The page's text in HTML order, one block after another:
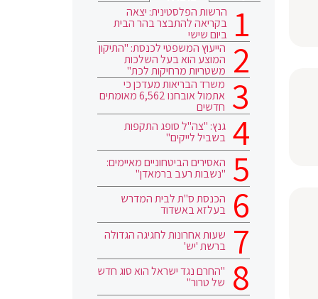
הרשות הפלסטינית: יצאה
בקריאה להתבצר בהר הבית
ביום שישי
הייעוץ המשפטי לכנסת: "התיקון
המוצע הוא בעל השלכות
משטריות מרחיקות לכת"
משרד הבריאות מעדכן כי
אתמול אובחנו 6,562 מאומתים
חדשים
גנץ: "צה"ל סופג התקפות
בשביל לייקים"
האסירים הביטחוניים מאיימים:
"נשבות רעב ברמאדן"
הכנסת ס"ת לבית המדרש
בעלזא באשדוד
שעות אחרונות לחגיגה הגדולה
ברשת 'יש'
"החרם נגד ישראל הוא סוג חדש
של טרור"